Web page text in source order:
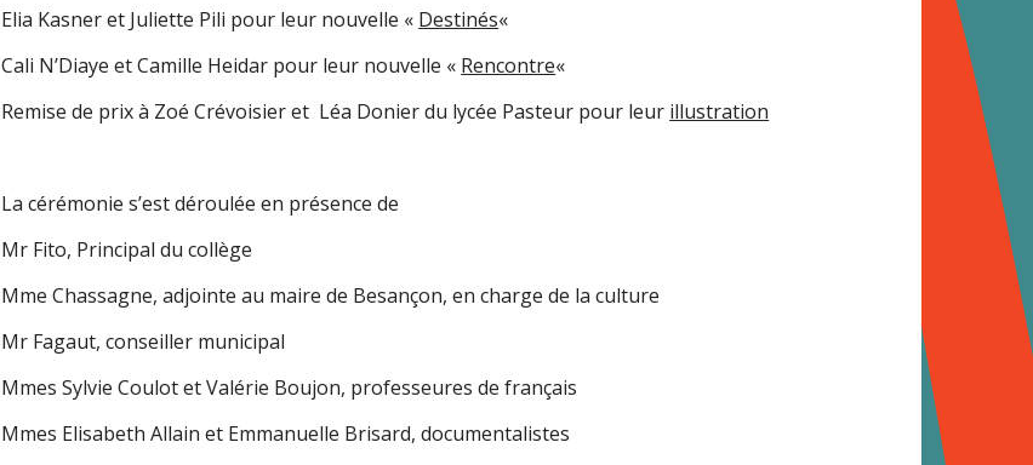
Elia Kasner et Juliette Pili pour leur nouvelle « Destinés«
Cali N’Diaye et Camille Heidar pour leur nouvelle « Rencontre«
Remise de prix à Zoé Crévoisier et Léa Donier du lycée Pasteur pour leur illustration
La cérémonie s’est déroulée en présence de
Mr Fito, Principal du collège
Mme Chassagne, adjointe au maire de Besançon, en charge de la culture
Mr Fagaut, conseiller municipal
Mmes Sylvie Coulot et Valérie Boujon, professeures de français
Mmes Elisabeth Allain et Emmanuelle Brisard, documentalistes